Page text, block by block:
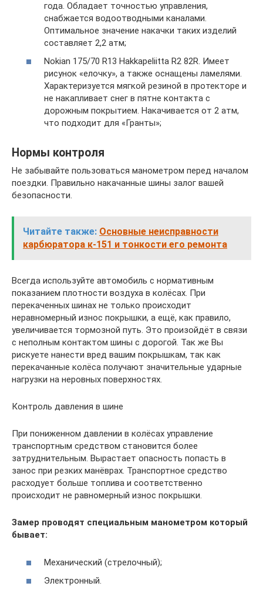
года. Обладает точностью управления,
снабжается водоотводными каналами.
Оптимальное значение накачки таких изделий
составляет 2,2 атм;
Nokian 175/70 R13 Hakkapeliitta R2 82R. Имеет
рисунок «елочку», а также оснащены ламелями.
Характеризуется мягкой резиной в протекторе и
не накапливает снег в пятне контакта с
дорожным покрытием. Накачивается от 2 атм,
что подходит для «Гранты»;
Нормы контроля
Не забывайте пользоваться манометром перед началом
поездки. Правильно накачанные шины залог вашей
безопасности.
Читайте также: Основные неисправности
карбюратора к-151 и тонкости его ремонта
Всегда используйте автомобиль с нормативным
показанием плотности воздуха в колёсах. При
перекаченных шинах не только происходит
неравномерный износ покрышки, а ещё, как правило,
увеличивается тормозной путь. Это произойдёт в связи
с неполным контактом шины с дорогой. Так же Вы
рискуете нанести вред вашим покрышкам, так как
перекачанные колёса получают значительные ударные
нагрузки на неровных поверхностях.
Контроль давления в шине
При пониженном давлении в колёсах управление
транспортным средством становится более
затруднительным. Вырастает опасность попасть в
занос при резких манёврах. Транспортное средство
расходует больше топлива и соответственно
происходит не равномерный износ покрышки.
Замер проводят специальным манометром который
бывает:
Механический (стрелочный);
Электронный.